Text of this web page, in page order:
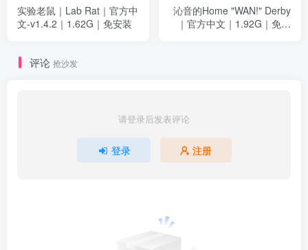
实验老鼠｜Lab Rat｜官方中
文-v1.4.2｜1.62G｜免安装
沁音的Home "WAN!" Derby
｜官方中文｜1.92G｜免安
评论 抢沙发
请登录后发表评论
登录 注册